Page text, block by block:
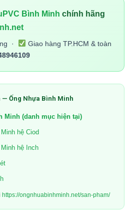
Bình Minh chính hãng
·
Giao hàng TP.HCM & toàn
— Ống Nhựa Bình Minh
Minh (danh mục hiện tại)
hệ Ciod
hệ Inch
https://ongnhuabinhminh.net/san-pham/